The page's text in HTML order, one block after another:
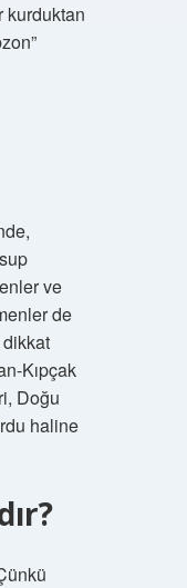
kurduktan
ve
de
Kıpçak
Doğu
haline